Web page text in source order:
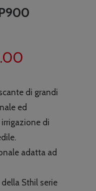
attuale
è:
€519.00.
di grandi
ed
di
adatta ad
Sthil serie